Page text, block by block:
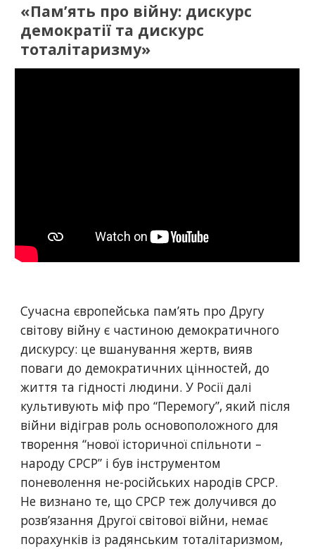
«Пам’ять про війну: дискурс
демократії та дискурс
тоталітаризму»
Сучасна європейська пам’ять про Другу
світову війну є частиною демократичного
дискурсу: це вшанування жертв, вияв
поваги до демократичних цінностей, до
життя та гідності людини. У Росії далі
культивують міф про “Перемогу”, який після
війни відіграв роль основоположного для
творення “нової історичної спільноти –
народу СРСР” і був інструментом
поневолення не-російських народів СРСР.
Не визнано те, що СРСР теж долучився до
розв’язання Другої світової війни, немає
порахунків із радянським тоталітаризмом,